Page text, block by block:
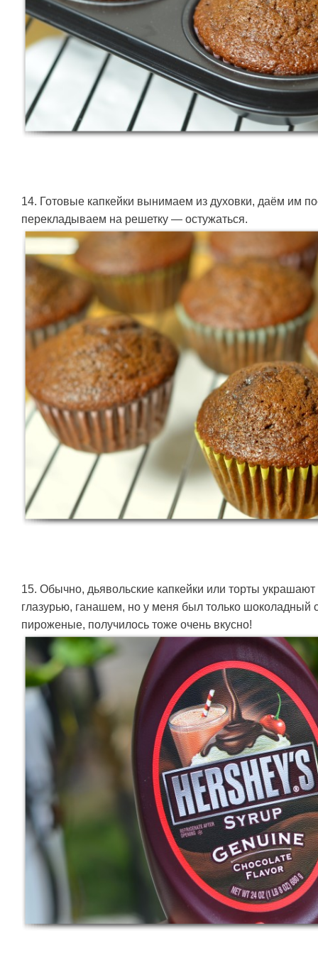
14. Готовые капкейки вынимаем из духовки, даём им
перекладываем на решетку — остужаться.
15. Обычно, дьявольские капкейки или торты
глазурью, ганашем, но у меня был только шоколадный
пироженые, получилось тоже очень вкусно!